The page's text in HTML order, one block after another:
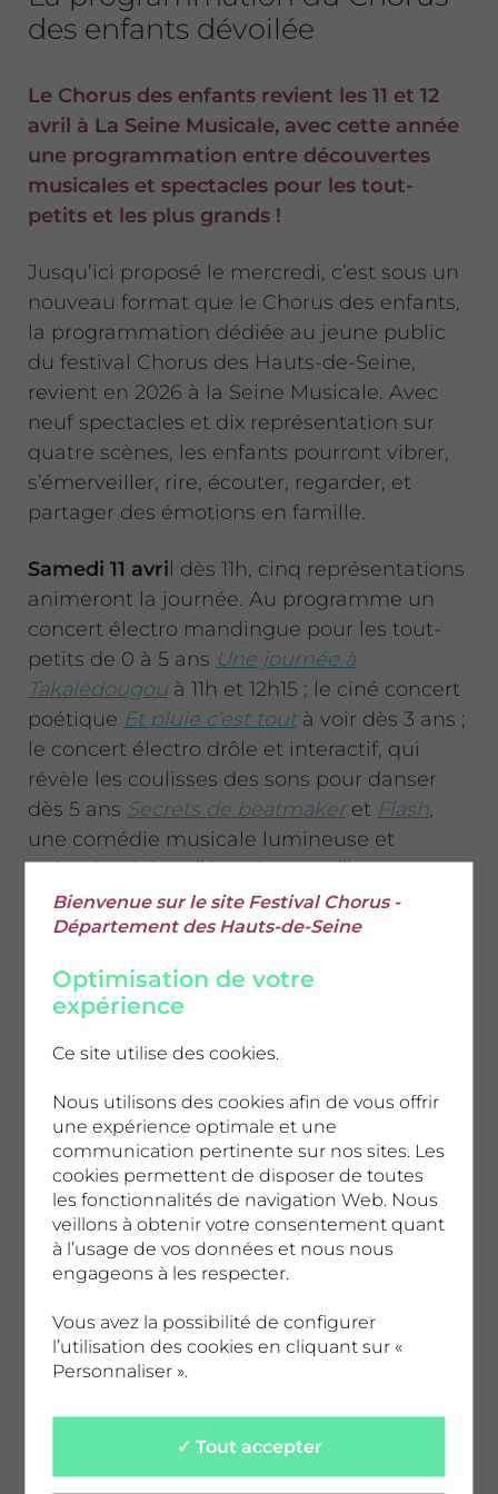
des enfants dévoilée
Le Chorus des enfants revient les 11 et 12
avril à La Seine Musicale, avec cette année
une programmation entre découvertes
musicales et spectacles pour les tout-
petits et les plus grands !
Jusqu’ici proposé le mercredi, c’est sous un
nouveau format que le Chorus des enfants,
la programmation dédiée au jeune public
du festival Chorus des Hauts-de-Seine,
revient en 2026 à la Seine Musicale. Avec
neuf spectacles et dix représentation sur
quatre scènes, les enfants pourront vibrer,
s’émerveiller, rire, écouter, regarder, et
partager des émotions en famille.
Samedi 11 avril dès 11h, cinq représentations
animeront la journée. Au programme un
concert électro mandingue pour les tout-
petits de 0 à 5 ans Une journée à
Takalédougou à 11h et 12h15 ; le ciné concert
poétique Et pluie c’est toutà voir dès 3 ans ;
le concert électro drôle et interactif, qui
révèle les coulisses des sons pour danser
dès 5 ans Secrets de beatmakeret Flash,
une comédie musicale lumineuse et
rythmée pleine d’émotions et d’humour.
Samedi 11 avril de 11h à 15h35
Dimanche 12 avril, les enfants et leurs
accompagnants sont invités à naviguer
d’un univers à l’autre avec
vif et sensible sur l’identité ;Aria , un
spectacle poétique, où les images et la
musique dialoguent et livrent une
expérience sensorielle douce et immersive ;
Boumshakalaka – Les Boumboxeursqui
promet d’être une explosion de joie, une
grande fête toutes générations confondues ;
Le Roi et l’oiseau – Le chapelier Fou,
relecture musicale te inventive du chef
d’œuvre de Paul Grimault et Jacques
mêlant humour, poésie et réflexion sur la
Bienvenue sur le site Festival Chorus -
Département des Hauts-de-Seine
Optimisation de votre
expérience
Ce site utilise des cookies.
Nous utilisons des cookies afin de vous offrir
une expérience optimale et une
communication pertinente sur nos sites. Les
cookies permettent de disposer de toutes
les fonctionnalités de navigation Web. Nous
veillons à obtenir votre consentement quant
à l’usage de vos données et nous nous
engageons à les respecter.
Vous avez la possibilité de configurer
l’utilisation des cookies en cliquant sur «
Personnaliser ».
✓ Tout accepter